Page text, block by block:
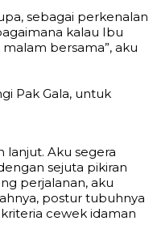
sebagai perkenalan
kalau Ibu
bersama”, aku
Pak Gala, untuk
lanjut. Aku segera
sejuta pikiran
perjalanan, aku
postur tubuhnya
cewek idaman